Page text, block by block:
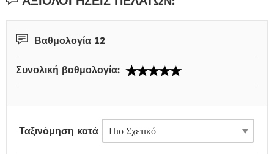
Βαθμολογία 12
Συνολική βαθμολογία:
Ταξινόμηση κατά